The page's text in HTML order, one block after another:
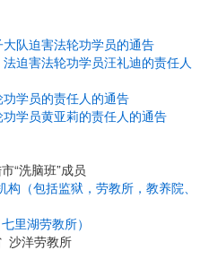
队迫害法轮功学员的通告
迫害法轮功学员汪礼迪的责任人
学员的责任人的通告
学员黄亚莉的责任人的通告
“洗脑班”成员
构（包括监狱，劳教所，教养院、
里湖劳教所）
沙洋劳教所